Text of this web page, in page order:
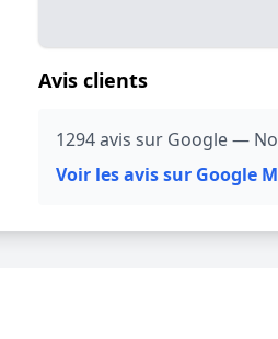
Avis clients
1294 avis sur Google —
Voir les avis sur Google